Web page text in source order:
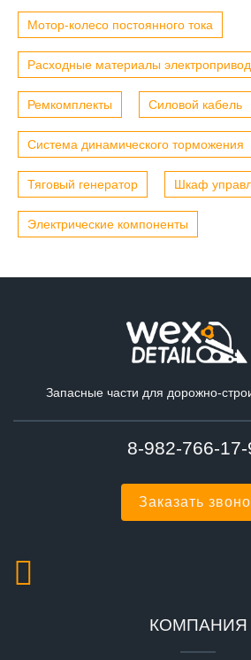
Мотор-колесо постоянного тока
Расходные материалы
Ремкомплекты Силовой кабель
Система динамического торможения
Тяговый генератор Шкаф
Электрические компоненты
Запасные части для дорожно-
8-982-766-17-
Заказать
КОМПАНИЯ